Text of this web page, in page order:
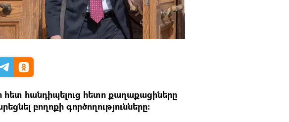
հանդիպելուց հետո քաղաքացիները
բողոքի գործողությունները: